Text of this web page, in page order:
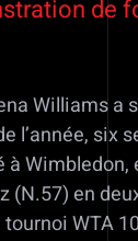
de
Williams a
l’année, six
à Wimbledon,
(N.57) en
WTA